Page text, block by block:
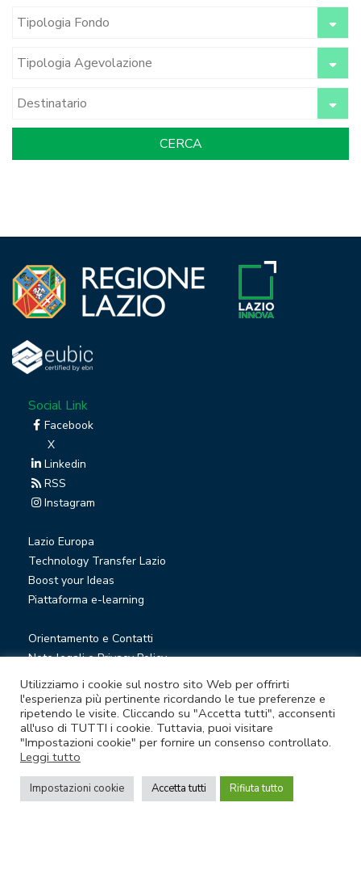
Social Link
Facebook
X
Linkedin
RSS
Instagram
Lazio Europa
Technology Transfer Lazio
Boost your Ideas
Piattaforma e-learning
Orientamento e Contatti
Note legali e Privacy Policy
Privacy Newsletter
Società trasparente
Whistleblowing
© Lazio Innova S.p.A. società soggetta a direzione e
coordinamento della Regione Lazio
Sede legale Via Marco Aurelio 26 A - 00184 Roma
Utilizziamo i cookie sul nostro sito Web per offrirti
l'esperienza più pertinente ricordando le tue preferenze e
ripetendo le visite. Cliccando su "Accetta tutti", acconsenti
all'uso di TUTTI i cookie. Tuttavia, puoi visitare
"Impostazioni cookie" per fornire un consenso controllato.
Leggi tutto
Impostazioni cookie Accetta tutti Rifiuta tutto